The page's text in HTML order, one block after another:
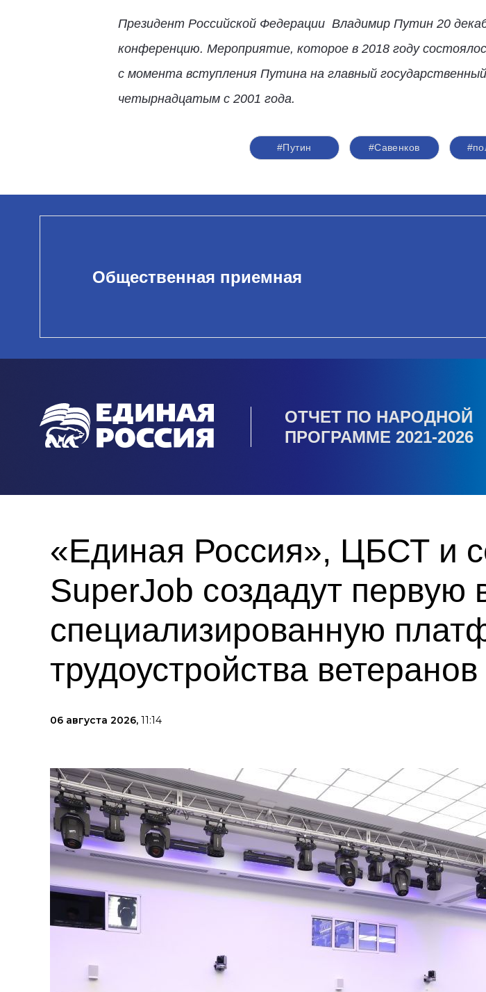
Президент Российской Федерации Владимир Путин 20
конференцию. Мероприятие, которое в 2018 году
с момента вступления Путина на главный
четырнадцатым с 2001 года.
#Путин #Савенков
Общественная приемная
ОТЧЕТ ПО НАРОДНОЙ
ПРОГРАММЕ 2021-2026
«Единая Россия», ЦБСТ и
SuperJob создадут первую
специализированную
трудоустройства
06 августа 2026, 11:14